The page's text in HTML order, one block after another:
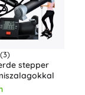
(3)
stepper